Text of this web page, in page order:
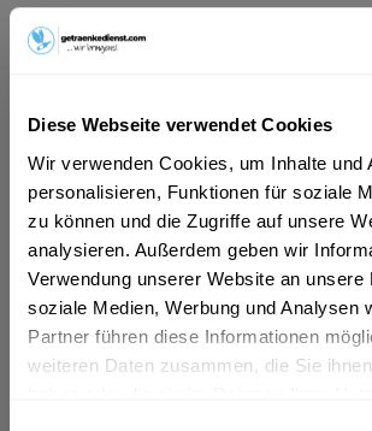
Diese Webseite verwendet Cookies
Wir verwenden Cookies, um Inhalte und
personalisieren, Funktionen für soziale
zu können und die Zugriffe auf unsere
analysieren. Außerdem geben wir
Verwendung unserer Website an unsere
soziale Medien, Werbung und Analysen
Partner führen diese Informationen
weiteren Daten zusammen, die Sie
ab 13,09 € *
Inhalt: 10 Liter (1,31 € * / 1 Liter)
MEHRWEG
+7,00 € Pfand
In denWarenkorb
Artikel-Nr.:
Verfügbar in: